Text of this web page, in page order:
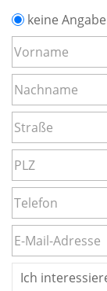
keine Angabe